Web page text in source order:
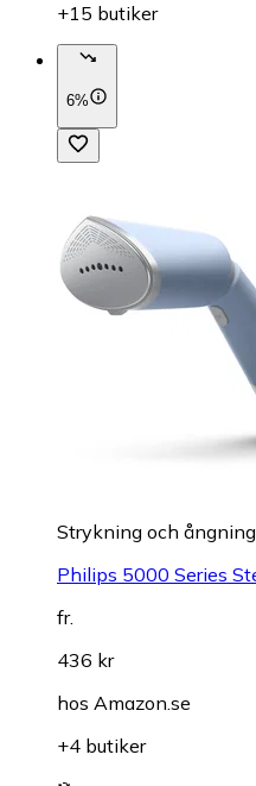
+15 butiker
6%
Strykning och ångning
Philips 5000 Series
fr.
436 kr
hos Amazon.se
+4 butiker